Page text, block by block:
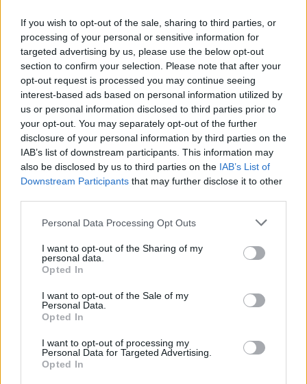
If you wish to opt-out of the sale, sharing to third parties, or
processing of your personal or sensitive information for
targeted advertising by us, please use the below opt-out
section to confirm your selection. Please note that after your
opt-out request is processed you may continue seeing
interest-based ads based on personal information utilized by
us or personal information disclosed to third parties prior to
your opt-out. You may separately opt-out of the further
disclosure of your personal information by third parties on the
IAB’s list of downstream participants. This information may
also be disclosed by us to third parties on the IAB’s List of
Downstream Participants that may further disclose it to other
Personal Data Processing Opt Outs
I want to opt-out of the Sharing of my
personal data.
Opted In
I want to opt-out of the Sale of my
Personal Data.
Opted In
I want to opt-out of processing my
Personal Data for Targeted Advertising.
Opted In
tillfälle att slå till. Mauritz Andersson är
kuriren. Hjärnan bakom allt, enligt åklagaren,
är Jonas Falk. Känd före detta bankrånare.
Men hur väl underbyggd är polisens hypotes?
Vad har de egentligen för bevis?
Det här är det första av sex avsnitt om den här
kokainhärvan, eller om man så vill – det här rätt...
Börja prenumerera för att läsa detta innehåll.
Eller logga in på ditt konto nedan:
Username or E-mail
Password